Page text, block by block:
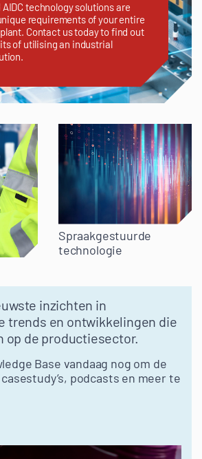
technology solutions are
requirements of your entire
Contact us today to find out
of utilising an industrial
Spraakgestuurde
technologie
inzichten in
trends en ontwikkelingen die
op de productiesector.
Base vandaag nog om de
podcasts en meer te